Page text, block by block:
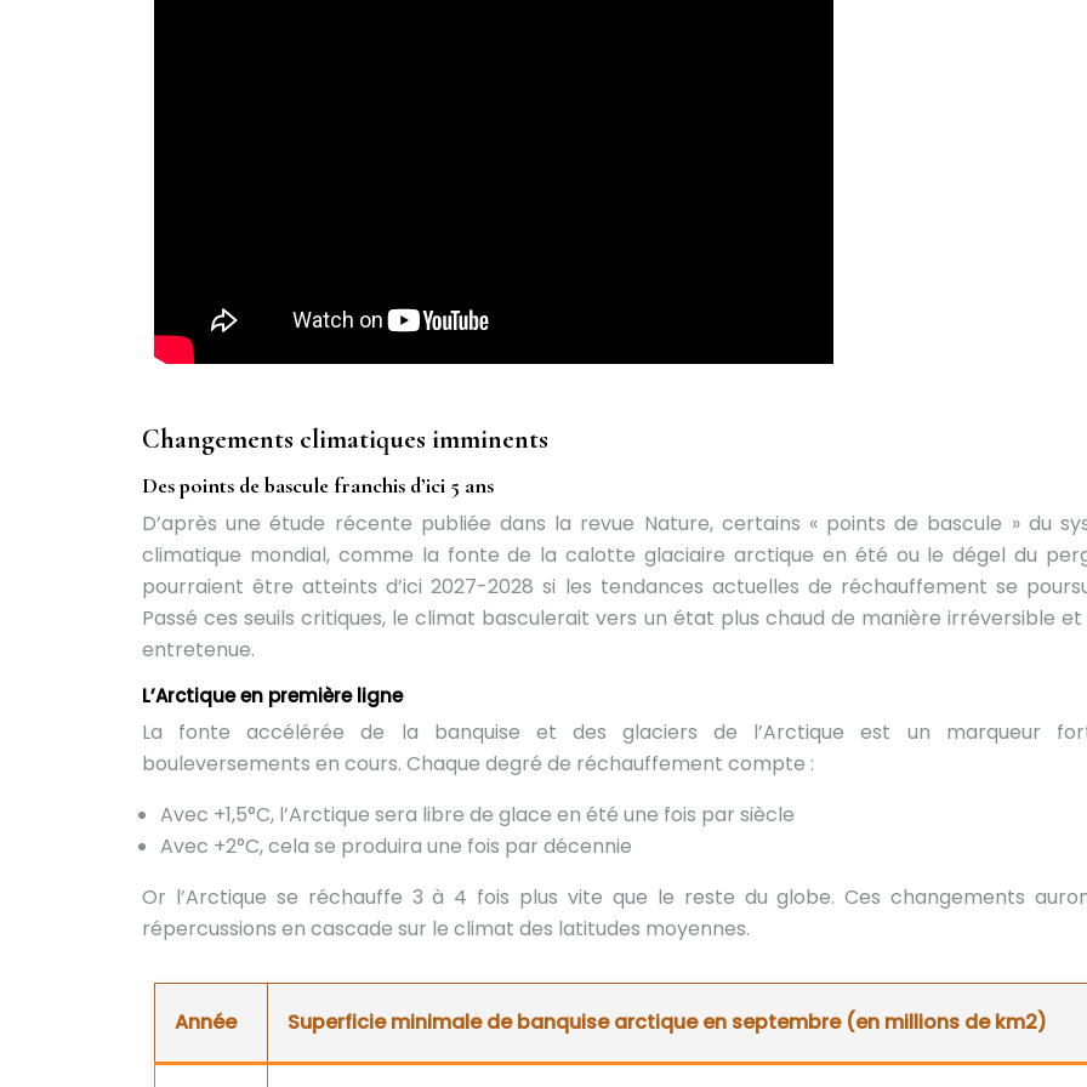
Changements climatiques imminents
Des points de bascule franchis d’ici 5 ans
D’après une étude récente publiée dans la revue Nature, certains « points de bascule » du
climatique mondial, comme la fonte de la calotte glaciaire arctique en été ou le dégel du
pourraient être atteints d’ici 2027-2028 si les tendances actuelles de réchauffement se
Passé ces seuils critiques, le climat basculerait vers un état plus chaud de manière irréversible
entretenue.
L’Arctique en première ligne
La fonte accélérée de la banquise et des glaciers de l’Arctique est un marqueur
bouleversements en cours. Chaque degré de réchauffement compte :
Avec +1,5°C, l’Arctique sera libre de glace en été une fois par siècle
Avec +2°C, cela se produira une fois par décennie
Or l’Arctique se réchauffe 3 à 4 fois plus vite que le reste du globe. Ces changements
répercussions en cascade sur le climat des latitudes moyennes.
Année Superficie minimale de banquise arctique en septembre (en millions de km2)